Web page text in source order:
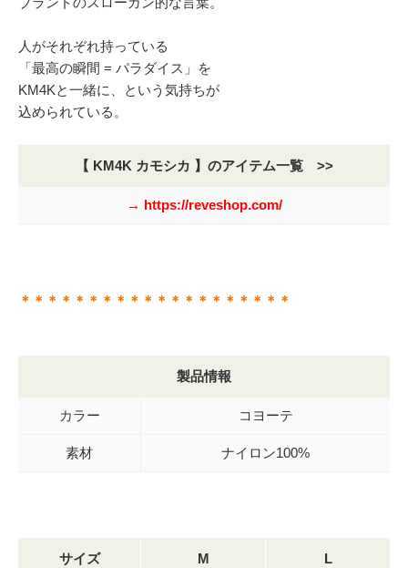
人がそれぞれ持っている
「最高の瞬間 = パラダイス」を
KM4Kと一緒に、という気持ちが
込められている。
【 KM4K カモシカ 】のアイテム一覧 >>
→ https://reveshop.com/
＊＊＊＊＊＊＊＊＊＊＊＊＊＊＊＊＊＊＊＊
製品情報
カラー コヨーテ
素材 ナイロン100%
サイズ M L